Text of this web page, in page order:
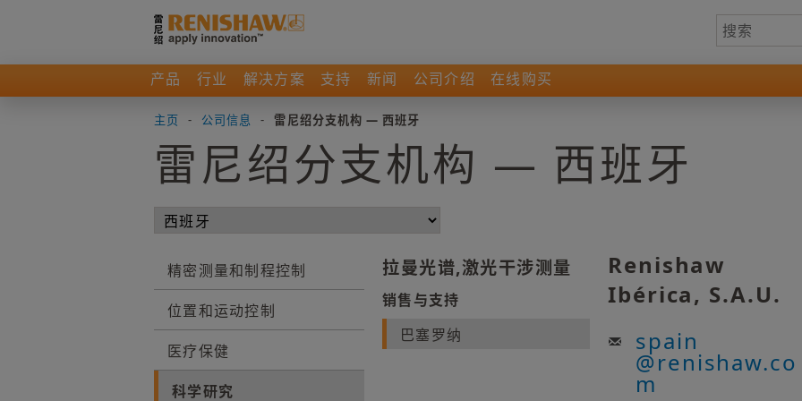
产品 行业 解决方案 支持 新闻 公司介绍 在线购买
主页 - 公司信息 - 雷尼绍分支机构 — 西班牙
雷尼绍分支机构 — 西班牙
精密测量和制程控制
位置和运动控制
医疗保健
科学研究
拉曼光谱,激光干涉测量
销售与支持
巴塞罗纳
Renishaw
Ibérica, S.A.U.
spain
@renishaw.co
m